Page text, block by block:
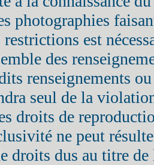
photographies
restrictions est
des
renseignements
seul de la
droits de
ne peut
droits dus au titre